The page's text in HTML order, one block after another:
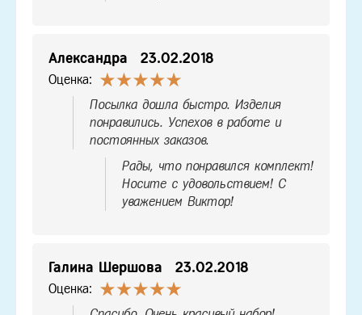
Александра 23.02.2018
Оценка:
Посылка дошла быстро. Изделия
понравились. Успехов в работе и
постоянных заказов.
Рады, что понравился комплект!
Носите с удовольствием! С
уважением Виктор!
Галина Шершова 23.02.2018
Оценка: